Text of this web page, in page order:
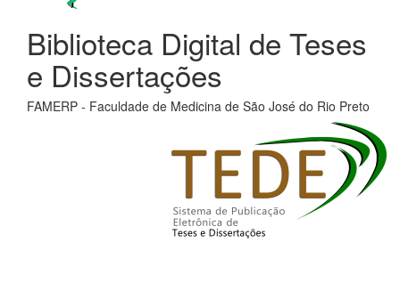
Biblioteca Digital de Teses
e Dissertações
FAMERP - Faculdade de Medicina de São José do Rio Preto